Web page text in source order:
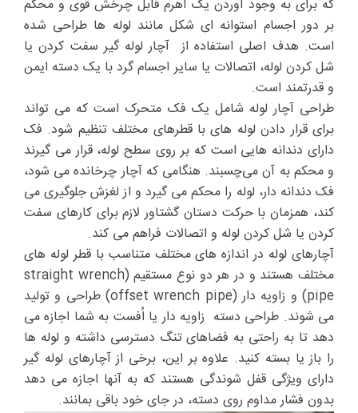
که برای به وجود آوردن یک اهرم قابل چرخش قوی و محکم
بر دور اجسام استوانه ای شکل مانند لوله ها طراحی شده
است. هدف اصلی استفاده از آچار لوله گیر سفت کردن یا
شل کردن لوله، اتصالات یا سایر اجسام گرد با یک دسته ایمن
و قدرتمند است.
طراحی آچار لوله شامل یک فک متحرک است که می تواند
برای قرار دادن لوله های با قطرهای مختلف تنظیم شود. فک
دارای دندانه هایی است که بر روی سطح لوله، قرار می گیرند
و محکم به آن می‌چسبند. هنگامی که آچار چرخانده می شود،
فک دندانه دار، لوله را محکم می گیرد و از لغزش جلوگیری می
کند، همزمان با حرکت دستان گشتاور لازم برای کارهای سفت
کردن یا شل کردن لوله و اتصالات فراهم می کند.
آچارهای لوله در اندازه های مختلف متناسب با قطر لوله های
مختلف هستند و در هر دو نوع مستقیم (straight wrench
pipe) و زاویه دار (offset wrench pipe) طراحی و تولید
می شوند. طراحی دسته زاویه دار یا اُفست به شما اجازه می
دهد تا به راحتی به فضاهای تنگ دسترسی داشته و لوله ها
را باز یا بسته کنید. علاوه بر این، برخی از آچارهای لوله گیر
دارای ویژگی قفل شوندگی هستند که به آنها اجازه می دهد
بدون فشار مداوم روی دسته، در جای خود باقی بمانند.